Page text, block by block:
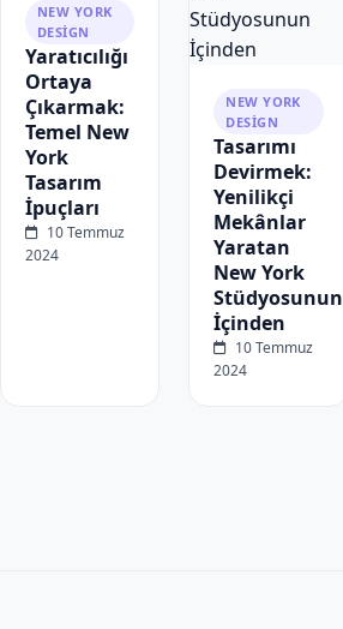
NEW YORK
DESIGN
Yaratıcılığı
Ortaya
Çıkarmak:
Temel New
York
Tasarım
İpuçları
10 Temmuz
2024
NEW YORK
DESIGN
Tasarımı
Devirmek:
Yenilikçi
Mekânlar
Yaratan
New York
Stüdyosunun
İçinden
10 Temmuz
2024